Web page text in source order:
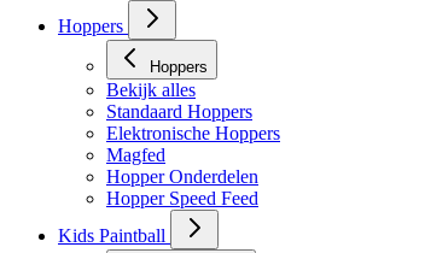
Hoppers
Hoppers
Bekijk alles
Standaard Hoppers
Elektronische Hoppers
Magfed
Hopper Onderdelen
Hopper Speed Feed
Kids Paintball